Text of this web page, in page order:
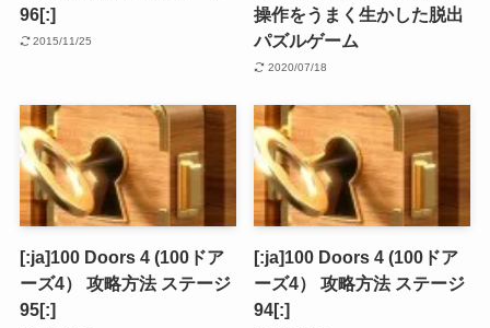
96[:]
2015/11/25
操作をうまく生かした脱出
パズルゲーム
2020/07/18
[:ja]100 Doors 4 (100ドア
ーズ4） 攻略方法 ステージ
95[:]
[:ja]100 Doors 4 (100ドア
ーズ4） 攻略方法 ステージ
94[:]